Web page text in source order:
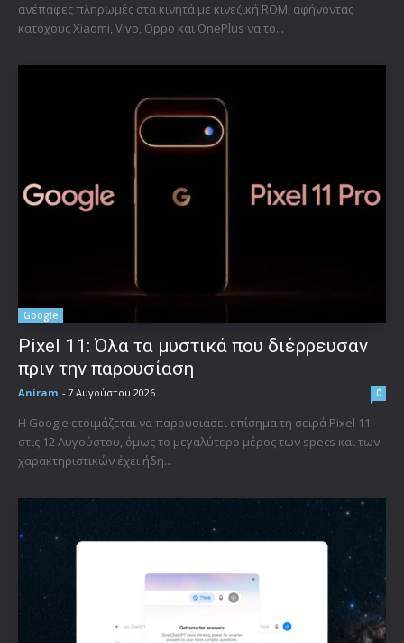
ανέπαφες πληρωμές στα κινητά με κινεζική ROM, αφήνοντας
κατόχους Xiaomi, Vivo, Oppo και OnePlus να το...
Google
Pixel 11: Όλα τα μυστικά που διέρρευσαν
πριν την παρουσίαση
Aniram - 7 Αυγούστου 2026 0
Η Google ετοιμάζεται να παρουσιάσει επίσημα τη σειρά Pixel 11
στις 12 Αυγούστου, όμως το μεγαλύτερο μέρος των specs και των
χαρακτηριστικών έχει ήδη...